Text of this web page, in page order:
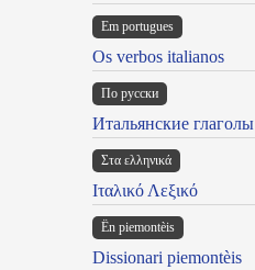
Em portugues
Os verbos italianos
По русски
Итальянские глаголы
Στα ελληνικά
Ιταλικό Λεξικό
Ën piemontèis
Dissionari piemontèis